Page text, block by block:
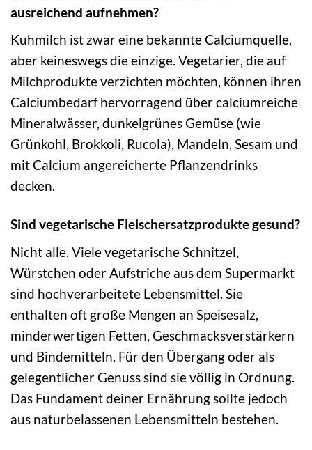
ausreichend aufnehmen?
Kuhmilch ist zwar eine bekannte Calciumquelle,
aber keineswegs die einzige. Vegetarier, die auf
Milchprodukte verzichten möchten, können ihren
Calciumbedarf hervorragend über calciumreiche
Mineralwässer, dunkelgrünes Gemüse (wie
Grünkohl, Brokkoli, Rucola), Mandeln, Sesam und
mit Calcium angereicherte Pflanzendrinks
decken.
Sind vegetarische Fleischersatzprodukte gesund?
Nicht alle. Viele vegetarische Schnitzel,
Würstchen oder Aufstriche aus dem Supermarkt
sind hochverarbeitete Lebensmittel. Sie
enthalten oft große Mengen an Speisesalz,
minderwertigen Fetten, Geschmacksverstärkern
und Bindemitteln. Für den Übergang oder als
gelegentlicher Genuss sind sie völlig in Ordnung.
Das Fundament deiner Ernährung sollte jedoch
aus naturbelassenen Lebensmitteln bestehen.